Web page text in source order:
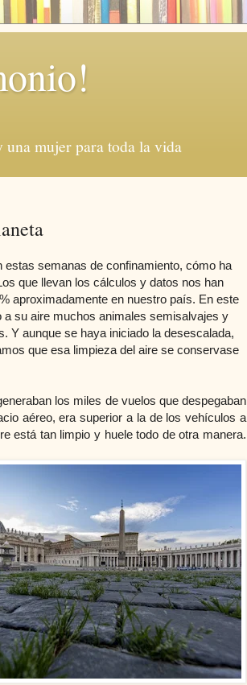
mujer para toda la vida
estas semanas de confinamiento, cómo ha
que llevan los cálculos y datos nos han
aproximadamente en nuestro país. En este
su aire muchos animales semisalvajes y
Y aunque se haya iniciado la desescalada,
que esa limpieza del aire se conservase
los miles de vuelos que despegaban
aéreo, era superior a la de los vehículos a
está tan limpio y huele todo de otra manera.